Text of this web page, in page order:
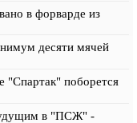
в форварде из
десяти мячей
"Спартак" поборется
в "ПСЖ" -